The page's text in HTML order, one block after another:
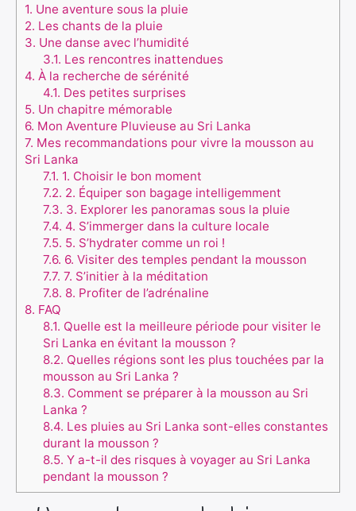
1. Une aventure sous la pluie
2. Les chants de la pluie
3. Une danse avec l’humidité
3.1. Les rencontres inattendues
4. À la recherche de sérénité
4.1. Des petites surprises
5. Un chapitre mémorable
6. Mon Aventure Pluvieuse au Sri Lanka
7. Mes recommandations pour vivre la mousson au
Sri Lanka
7.1. 1. Choisir le bon moment
7.2. 2. Équiper son bagage intelligemment
7.3. 3. Explorer les panoramas sous la pluie
7.4. 4. S’immerger dans la culture locale
7.5. 5. S’hydrater comme un roi !
7.6. 6. Visiter des temples pendant la mousson
7.7. 7. S’initier à la méditation
7.8. 8. Profiter de l’adrénaline
8. FAQ
8.1. Quelle est la meilleure période pour visiter le
Sri Lanka en évitant la mousson ?
8.2. Quelles régions sont les plus touchées par la
mousson au Sri Lanka ?
8.3. Comment se préparer à la mousson au Sri
Lanka ?
8.4. Les pluies au Sri Lanka sont-elles constantes
durant la mousson ?
8.5. Y a-t-il des risques à voyager au Sri Lanka
pendant la mousson ?